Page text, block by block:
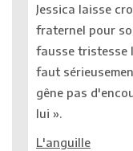
Jessica laisse
fraternel pour
fausse tristesse
faut
gêne pas
lui ».
L'anguille